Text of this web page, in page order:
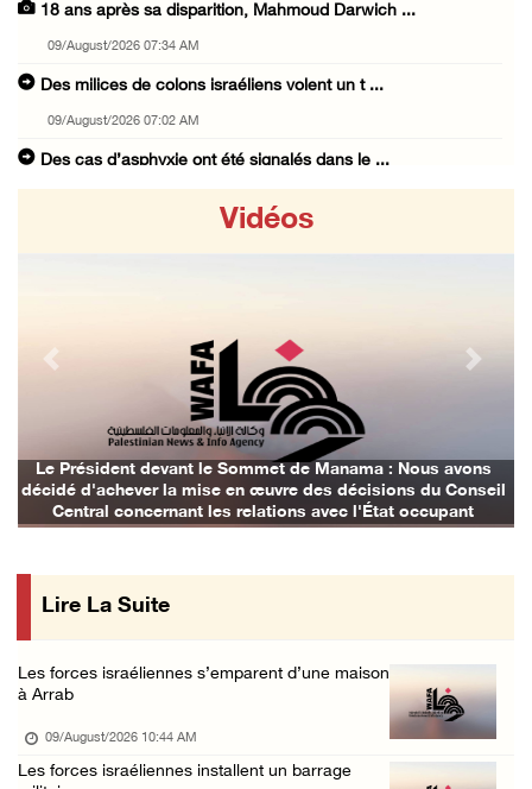
18 ans après sa disparition, Mahmoud Darwich ...
09/August/2026 07:34 AM
Des milices de colons israéliens volent un t ...
09/August/2026 07:02 AM
Des cas d’asphyxie ont été signalés dans le ...
08/August/2026 09:28 PM
Des colons attaquent le village d'Abu Falah
08/August/2026 07:40 PM
Plusieurs cas d’asphyxie lors du raid des fo ...
08/August/2026 06:16 PM
Un colon terroriste laisse son bétail dans l ...
Deux civils blessés lors d’une attaque menée ...
Le Président reçoit le conseil municipal de ...
Vidéos
Le Président devant le Sommet de Manama : Nous avons
décidé d'achever la mise en œuvre des décisions du Conseil
Central concernant les relations avec l'État occupant
Previous Next
Lire La Suite
Les forces israéliennes s’emparent d’une maison
à Arrab
09/August/2026 10:44 AM
Les forces israéliennes installent un barrage